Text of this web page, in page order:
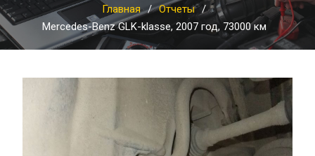
Главная
Отчеты
Mercedes-Benz GLK-klasse, 2007 год, 73000 км